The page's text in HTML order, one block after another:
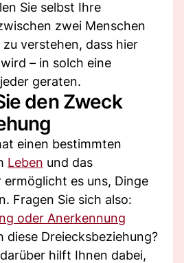
Sie selbst Ihre
zwei Menschen
verstehen, dass hier
– in solch eine
geraten.
den Zweck
einen bestimmten
Leben und das
ermöglicht es uns, Dinge
Fragen Sie sich also:
oder Anerkennung
diese Dreiecksbeziehung?
hilft Ihnen dabei,